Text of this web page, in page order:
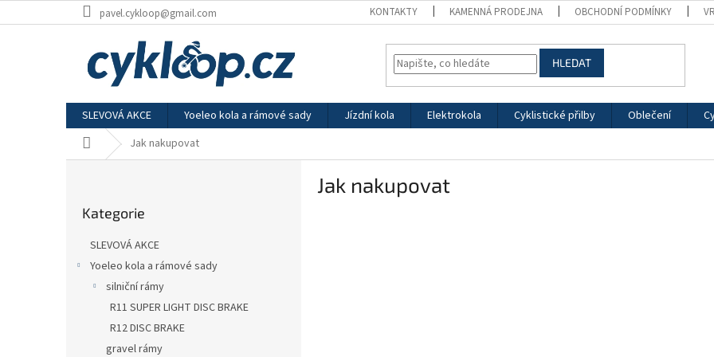
na
pavel.cykloop@gmail.com KONTAKTY KAMENNÁ PRODEJNA OBCHODNÍ PODMÍNKY
HLEDAT
SLEVOVÁ AKCE Yoeleo kola a rámové sady Jízdní kola Elektrokola Cyklistické přilby Oblečení
Domů Jak nakupovat
kategorie
Kategorie
SLEVOVÁ AKCE
Yoeleo kola a rámové sady
silniční rámy
R11 SUPER LIGHT DISC BRAKE
R12 DISC BRAKE
gravel rámy
Jak nakupovat